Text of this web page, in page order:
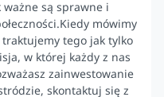
są sprawne i
mówimy
traktujemy tego jak tylko
w której każdy z nas
zainwestowanie
skontaktuj się z